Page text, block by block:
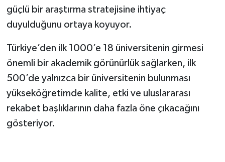
güçlü bir araştırma stratejisine ihtiyaç
duyulduğunu ortaya koyuyor.
Türkiye’den ilk 1000’e 18 üniversitenin girmesi
önemli bir akademik görünürlük sağlarken, ilk
500’de yalnızca bir üniversitenin bulunması
yükseköğretimde kalite, etki ve uluslararası
rekabet başlıklarının daha fazla öne çıkacağını
gösteriyor.